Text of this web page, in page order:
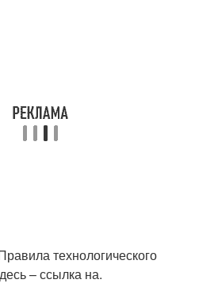
технологического
– ссылка на.